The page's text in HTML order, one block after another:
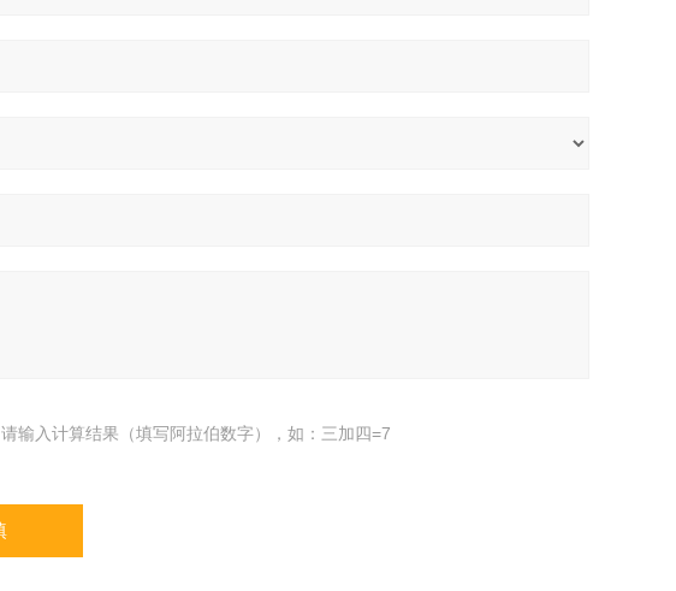
请输入计算结果（填写阿拉伯数字），如：三加四=7